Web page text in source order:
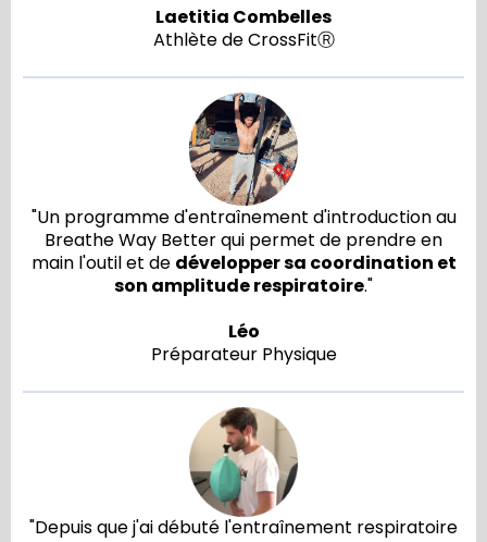
Laetitia Combelles
Athlète de CrossFitⓇ
"Un programme d'entraînement d'introduction au
Breathe Way Better qui permet de prendre en
main l'outil et de développer sa coordination et
son amplitude respiratoire."
Léo
Préparateur Physique
"Depuis que j'ai débuté l'entraînement respiratoire